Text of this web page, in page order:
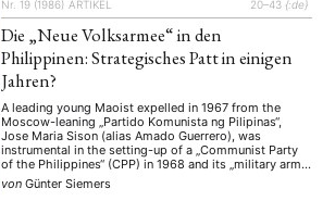
Nr. 19 (1986) ARTIKEL 20–43 {:de}
Die „Neue Volksarmee“ in den
Philippinen: Strategisches Patt in einigen
Jahren?
A leading young Maoist expelled in 1967 from the
Moscow-leaning „Partido Komunista ng Pilipinas“,
Jose Maria Sison (alias Amado Guerrero), was
instrumental in the setting-up of a „Communist Party
of the Philippines“ (CPP) in 1968 and its „military arm“,
the „New People’s Army“ (NPA), in 1969 – both of
which have been outlawed by the …
von Günter Siemers